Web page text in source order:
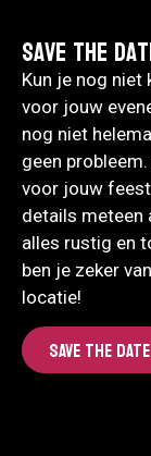
Save the
Kun je nog niet
voor jouw
nog niet
geen
voor jouw
details meteen
alles rustig en
ben je zeker
locatie!
SAVE THE DATE